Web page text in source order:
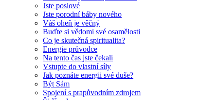
Jste poslové
Jste porodní báby nového
Váš oheň je věčný
Buďte si vědomi své osamělosti
Co je skutečná spiritualita?
Energie průvodce
Na tento čas jste čekali
Vstupte do vlastní síly
Jak poznáte energii své duše?
Být Sám
Spojení s prapůvodním zdrojem